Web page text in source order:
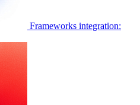
Frameworks integration: